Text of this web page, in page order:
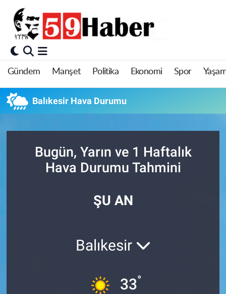
Gündem Manşet Politika Ekonomi Spor
Balıkesir Hava Durumu
Bugün, Yarın ve 1 Haftalık
Hava Durumu Tahmini
ŞU AN
Balıkesir
33°